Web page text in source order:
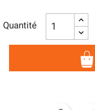
Quantité